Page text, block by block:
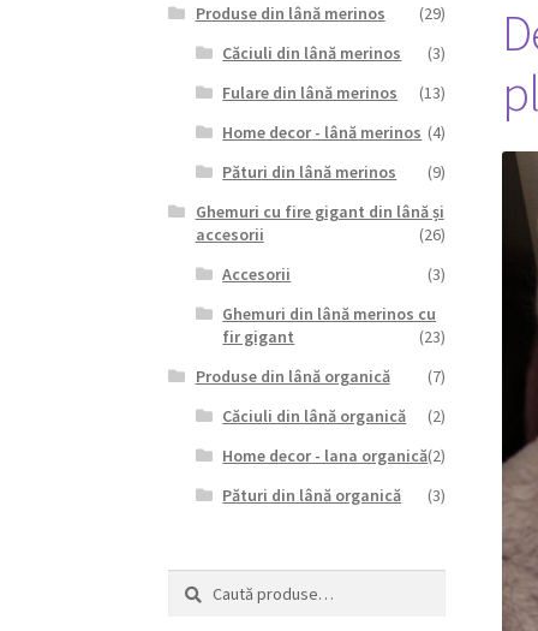
Produse din lână merinos
(29)
Căciuli din lână merinos
(3)
Fulare din lână merinos
(13)
Home decor - lână merinos (4)
Pături din lână merinos
(9)
Ghemuri cu fire gigant din lână și
accesorii
(26)
Accesorii
(3)
Ghemuri din lână merinos cu
fir gigant
(23)
Produse din lână organică
(7)
Căciuli din lână organică
(2)
Home decor - lana organică(2)
Pături din lână organică
(3)
Caută
după:
Caută